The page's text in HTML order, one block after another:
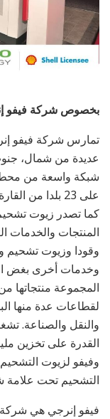
بخصوص شركة فيفو
تمارس شركة فيفو
عديدة من شمال،
كما تصدر زيوت
المنتجات والخدمات
وقودا وزيوت
وخدمات أخرى بغض
المجموعة منتجاتها
لقطاعات عدة منها
القدرة على تخزين
وفيفو لزيوت
التشحيم تحت علامة
فيفو إنرجي هي